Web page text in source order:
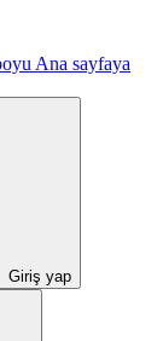
Ana sayfaya
Giriş yap